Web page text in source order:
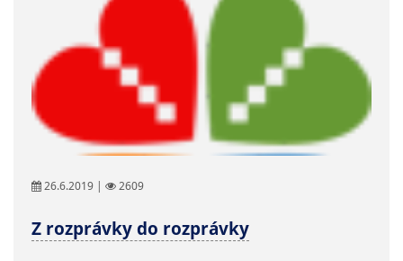
26.6.2019 | 2609
Z rozprávky do rozprávky